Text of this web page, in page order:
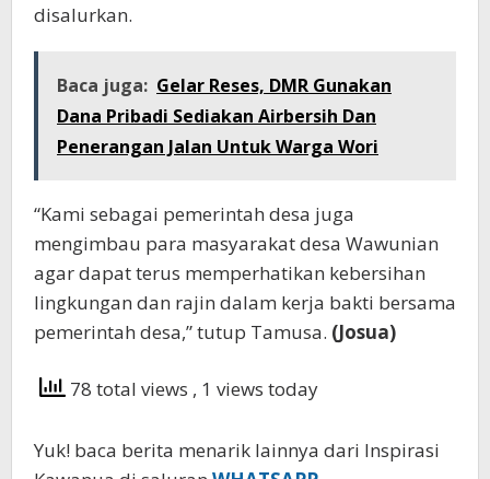
disalurkan.
Baca juga: Gelar Reses, DMR Gunakan
Dana Pribadi Sediakan Airbersih Dan
Penerangan Jalan Untuk Warga Wori
“Kami sebagai pemerintah desa juga
mengimbau para masyarakat desa Wawunian
agar dapat terus memperhatikan kebersihan
lingkungan dan rajin dalam kerja bakti bersama
pemerintah desa,” tutup Tamusa. (Josua)
78 total views , 1 views today
Yuk! baca berita menarik lainnya dari Inspirasi